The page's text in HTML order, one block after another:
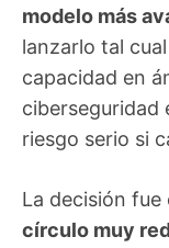
modelo más
lanzarlo tal
capacidad en
ciberseguridad
riesgo serio si
La decisión fue
círculo muy